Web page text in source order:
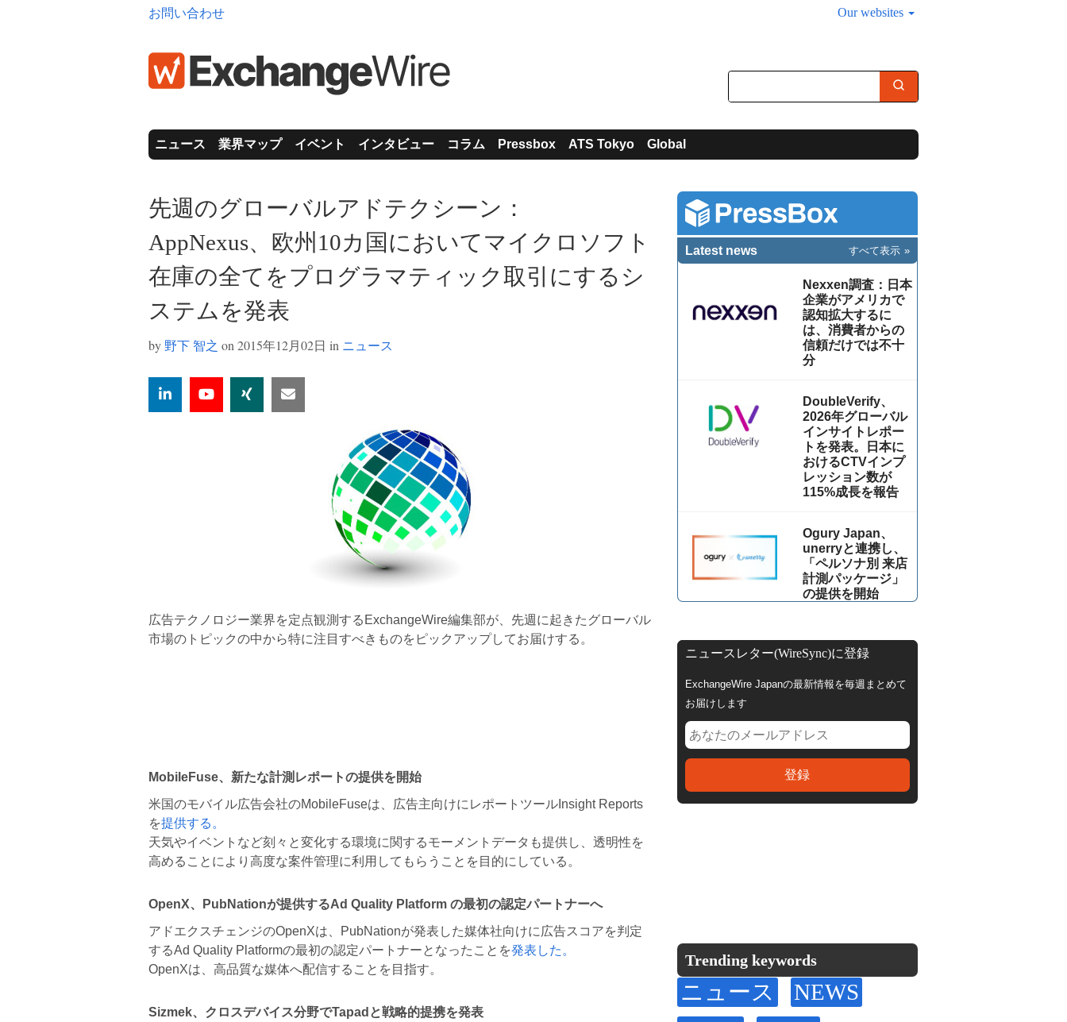
お問い合わせ Our websites
ニュース 業界マップ イベント インタビュー コラム Pressbox ATS Tokyo Global
先週のグローバルアドテクシーン：
AppNexus、欧州10カ国においてマイクロソフト
在庫の全てをプログラマティック取引にするシ
ステムを発表
by 野下 智之 on 2015年12月02日 in ニュース
広告テクノロジー業界を定点観測するExchangeWire編集部が、先週に起きたグローバル
市場のトピックの中から特に注目すべきものをピックアップしてお届けする。
MobileFuse、新たな計測レポートの提供を開始
米国のモバイル広告会社のMobileFuseは、広告主向けにレポートツールInsight Reports
を提供する。
天気やイベントなど刻々と変化する環境に関するモーメントデータも提供し、透明性を
高めることにより高度な案件管理に利用してもらうことを目的にしている。
OpenX、PubNationが提供するAd Quality Platform の最初の認定パートナーへ
アドエクスチェンジのOpenXは、PubNationが発表した媒体社向けに広告スコアを判定
するAd Quality Platformの最初の認定パートナーとなったことを発表した。
OpenXは、高品質な媒体へ配信することを目指す。
Sizmek、クロスデバイス分野でTapadと戦略的提携を発表
Latest news すべて表示
Nexxen調査：日本
企業がアメリカで
認知拡大するに
は、消費者からの
信頼だけでは不十
分
DoubleVerify、
2026年グローバル
インサイトレポー
トを発表。日本に
おけるCTVインプ
レッション数が
115%成⻑を報告
Ogury Japan、
unerryと連携し、
「ペルソナ別 来店
計測パッケージ」
の提供を開始
ニュースレター(WireSync)に登録
ExchangeWire Japanの最新情報を毎週まとめて
お届けします
Trending keywords
ニュース NEWS